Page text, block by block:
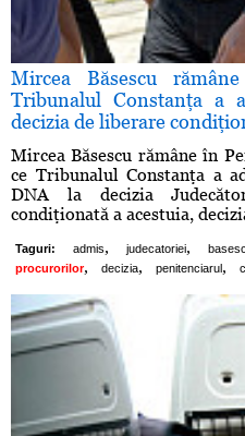
Mircea Băsescu
Tribunalul Constanţa a
decizia de liberare
Mircea Băsescu rămâne în
ce Tribunalul Constanţa a
DNA la decizia
condiţionată a acestuia,
Taguri: admis, judecatoriei,
procurorilor, decizia, penitenciarul ,